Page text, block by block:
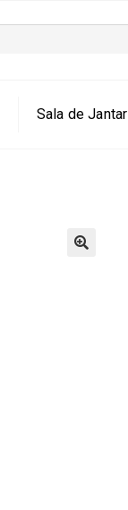
Sala de Jantar